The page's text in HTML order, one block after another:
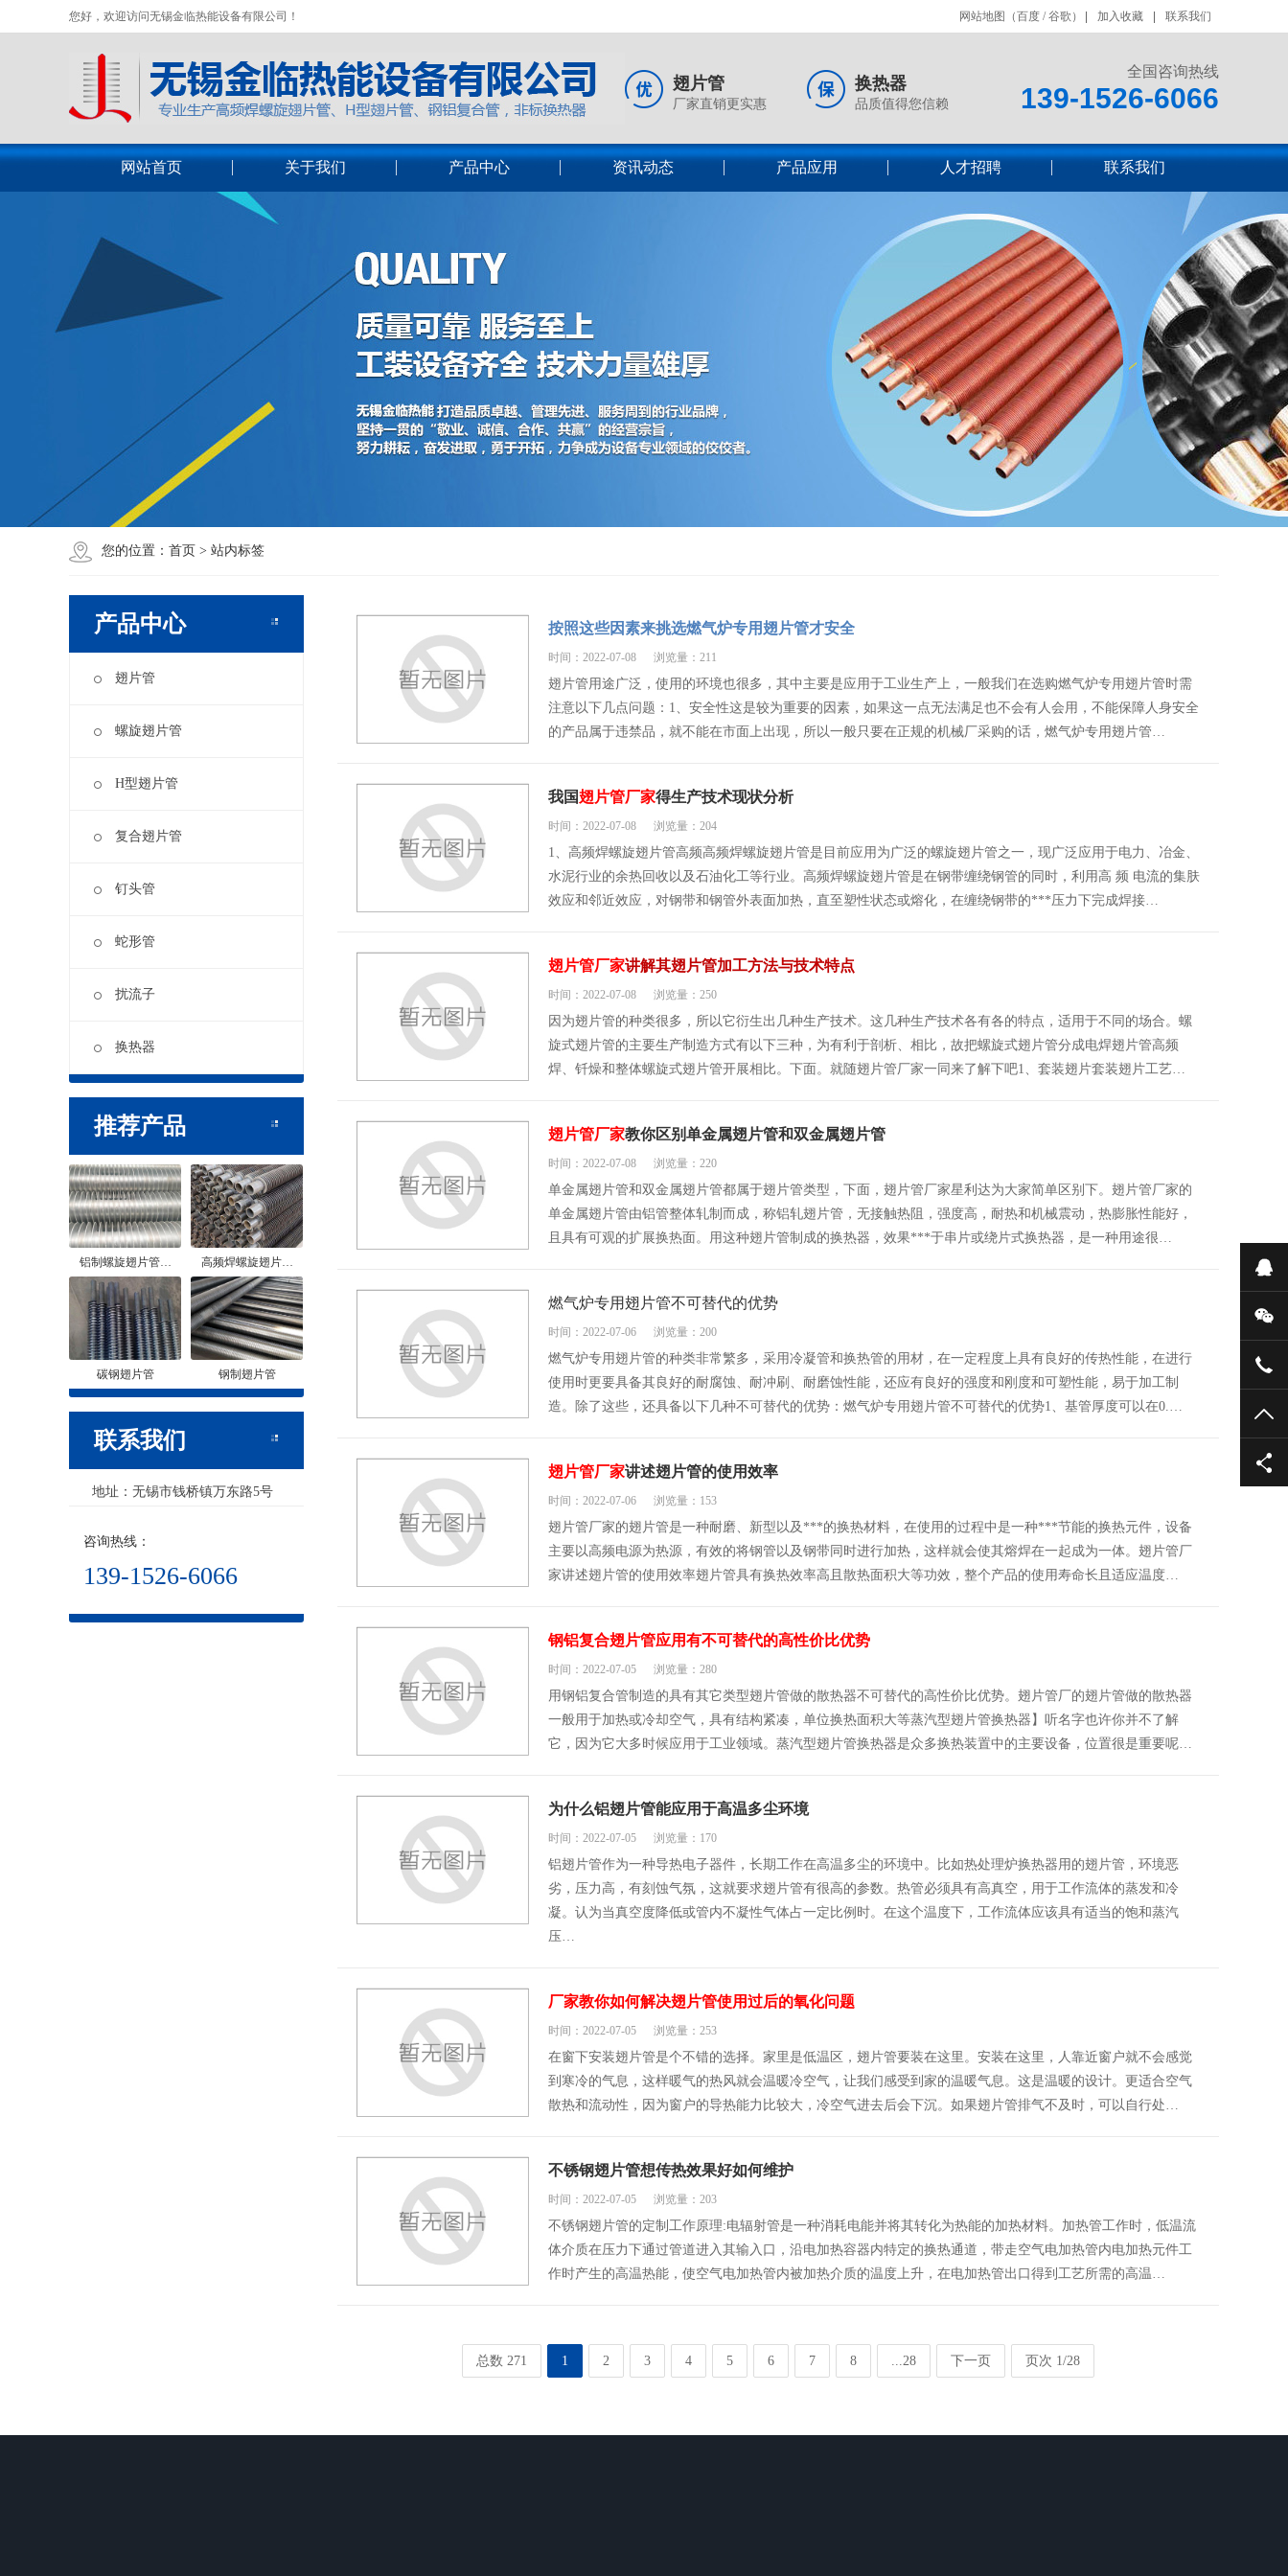
网站地图 （百度 /谷歌 ） 加入收藏 联系我们
您好，欢迎访问无锡金临热能设备有限公司！
翅片管
厂家直销更实惠
换热器
品质值得您信赖
全国咨询热线
139-1526-6066
网站首页 关于我们 产品中心 资讯动态 产品应用 人才招聘 联系我们
您的位置： 首页 > 站内标签
产品中心
翅片管
螺旋翅片管
H型翅片管
复合翅片管
钉头管
蛇形管
扰流子
换热器
推荐产品
铝制螺旋翅片管… 高频焊螺旋翅片…
碳钢翅片管 钢制翅片管
联系我们
地址：无锡市钱桥镇万东路5号
咨询热线：
139-1526-6066
按照这些因素来挑选燃气炉专用翅片管才安全
时间：2022-07-08 浏览量：211
翅片管用途广泛，使用的环境也很多，其中主要是应用于工业生产上，一般我们在选购燃气炉专用翅片管时需
注意以下几点问题：1、安全性这是较为重要的因素，如果这一点无法满足也不会有人会用，不能保障人身安全
的产品属于违禁品，就不能在市面上出现，所以一般只要在正规的机械厂采购的话，燃气炉专用翅片管…
我国翅片管厂家得生产技术现状分析
时间：2022-07-08 浏览量：204
1、高频焊螺旋翅片管高频高频焊螺旋翅片管是目前应用为广泛的螺旋翅片管之一，现广泛应用于电力、冶金、
水泥行业的余热回收以及石油化工等行业。高频焊螺旋翅片管是在钢带缠绕钢管的同时，利用高 频 电流的集肤
效应和邻近效应，对钢带和钢管外表面加热，直至塑性状态或熔化，在缠绕钢带的***压力下完成焊接…
翅片管厂家讲解其翅片管加工方法与技术特点
时间：2022-07-08 浏览量：250
因为翅片管的种类很多，所以它衍生出几种生产技术。这几种生产技术各有各的特点，适用于不同的场合。螺
旋式翅片管的主要生产制造方式有以下三种，为有利于剖析、相比，故把螺旋式翅片管分成电焊翅片管高频
焊、钎燥和整体螺旋式翅片管开展相比。下面。就随翅片管厂家一同来了解下吧1、套装翅片套装翅片工艺…
翅片管厂家教你区别单金属翅片管和双金属翅片管
时间：2022-07-08 浏览量：220
单金属翅片管和双金属翅片管都属于翅片管类型，下面，翅片管厂家星利达为大家简单区别下。翅片管厂家的
单金属翅片管由铝管整体轧制而成，称铝轧翅片管，无接触热阻，强度高，耐热和机械震动，热膨胀性能好，
且具有可观的扩展换热面。用这种翅片管制成的换热器，效果***于串片或绕片式换热器，是一种用途很…
燃气炉专用翅片管不可替代的优势
时间：2022-07-06 浏览量：200
燃气炉专用翅片管的种类非常繁多，采用冷凝管和换热管的用材，在一定程度上具有良好的传热性能，在进行
使用时更要具备其良好的耐腐蚀、耐冲刷、耐磨蚀性能，还应有良好的强度和刚度和可塑性能，易于加工制
造。除了这些，还具备以下几种不可替代的优势：燃气炉专用翅片管不可替代的优势1、基管厚度可以在0.…
翅片管厂家讲述翅片管的使用效率
时间：2022-07-06 浏览量：153
翅片管厂家的翅片管是一种耐磨、新型以及***的换热材料，在使用的过程中是一种***节能的换热元件，设备
主要以高频电源为热源，有效的将钢管以及钢带同时进行加热，这样就会使其熔焊在一起成为一体。翅片管厂
家讲述翅片管的使用效率翅片管具有换热效率高且散热面积大等功效，整个产品的使用寿命长且适应温度…
钢铝复合翅片管应用有不可替代的高性价比优势
时间：2022-07-05 浏览量：280
用钢铝复合管制造的具有其它类型翅片管做的散热器不可替代的高性价比优势。翅片管厂的翅片管做的散热器
一般用于加热或冷却空气，具有结构紧凑，单位换热面积大等蒸汽型翅片管换热器】听名字也许你并不了解
它，因为它大多时候应用于工业领域。蒸汽型翅片管换热器是众多换热装置中的主要设备，位置很是重要呢…
为什么铝翅片管能应用于高温多尘环境
时间：2022-07-05 浏览量：170
铝翅片管作为一种导热电子器件，长期工作在高温多尘的环境中。比如热处理炉换热器用的翅片管，环境恶
劣，压力高，有刻蚀气氛，这就要求翅片管有很高的参数。热管必须具有高真空，用于工作流体的蒸发和冷
凝。认为当真空度降低或管内不凝性气体占一定比例时。在这个温度下，工作流体应该具有适当的饱和蒸汽
压…
厂家教你如何解决翅片管使用过后的氧化问题
时间：2022-07-05 浏览量：253
在窗下安装翅片管是个不错的选择。家里是低温区，翅片管要装在这里。安装在这里，人靠近窗户就不会感觉
到寒冷的气息，这样暖气的热风就会温暖冷空气，让我们感受到家的温暖气息。这是温暖的设计。更适合空气
散热和流动性，因为窗户的导热能力比较大，冷空气进去后会下沉。如果翅片管排气不及时，可以自行处…
不锈钢翅片管想传热效果好如何维护
时间：2022-07-05 浏览量：203
不锈钢翅片管的定制工作原理:电辐射管是一种消耗电能并将其转化为热能的加热材料。加热管工作时，低温流
体介质在压力下通过管道进入其输入口，沿电加热容器内特定的换热通道，带走空气电加热管内电加热元件工
作时产生的高温热能，使空气电加热管内被加热介质的温度上升，在电加热管出口得到工艺所需的高温…
总数 271 1 2 3 4 5 6 7 8 ...28 下一页 页次 1/28
在
微